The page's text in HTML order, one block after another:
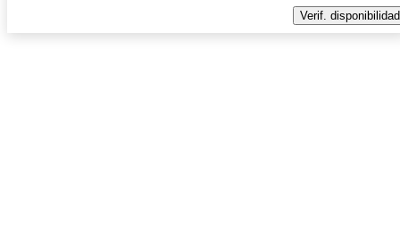
Verif. disponibilidad